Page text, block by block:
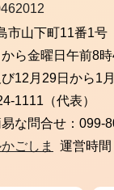
市山下町11番1号
ら金曜日 午前8
12月29日から1
1111（代表）
な問合せ： 099-
ごしま
運営時